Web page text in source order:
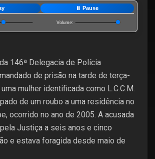
⏸️ Pause
Volume:
146ª Delegacia de Polícia
de prisão na tarde de terça-
mulher identificada como L.C.C.M.
de um roubo a uma residência no
ocorrido no ano de 2005. A acusada
Justiça a seis anos e cinco
e estava foragida desde maio de